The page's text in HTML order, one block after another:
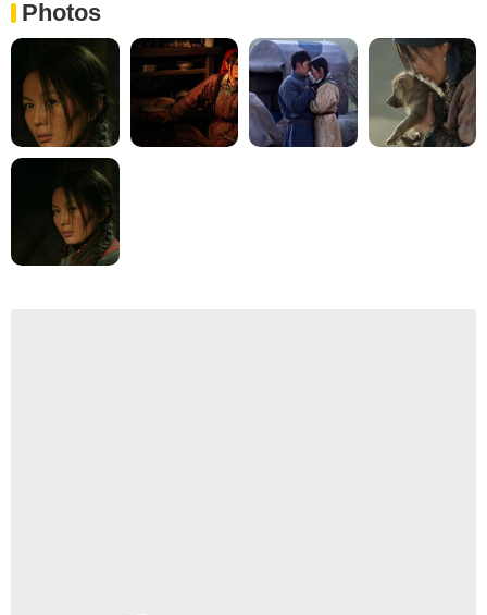
Photos